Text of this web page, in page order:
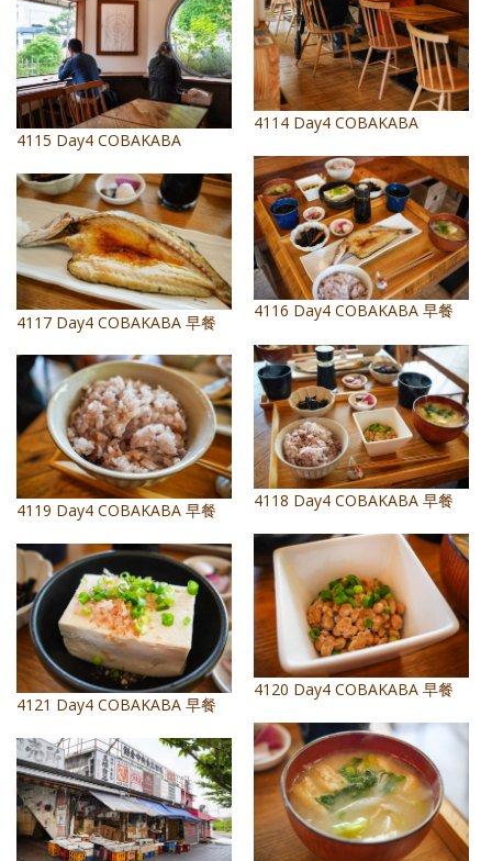
訂閱電子報
4114 Day4 COBAKABA
4115 Day4 COBAKABA
4116 Day4 COBAKABA 早餐
4117 Day4 COBAKABA 早餐
4118 Day4 COBAKABA 早餐
4119 Day4 COBAKABA 早餐
4120 Day4 COBAKABA 早餐
4121 Day4 COBAKABA 早餐